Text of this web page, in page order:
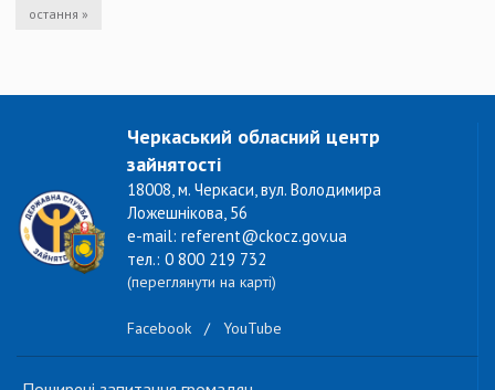
остання »
Черкаський обласний центр
зайнятості
18008, м. Черкаси, вул. Володимира
Ложешнікова, 56
e-mail: referent@ckocz.gov.ua
тел.: 0 800 219 732
(переглянути на карті)
Facebook / YouTube